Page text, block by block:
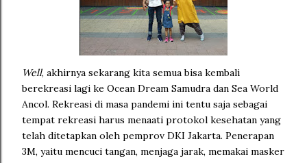
Well, akhirnya sekarang kita semua bisa kembali
berekreasi lagi ke Ocean Dream Samudra dan Sea World
Ancol. Rekreasi di masa pandemi ini tentu saja sebagai
tempat rekreasi harus menaati protokol kesehatan yang
telah ditetapkan oleh pemprov DKI Jakarta. Penerapan
3M, yaitu mencuci tangan, menjaga jarak, memakai masker